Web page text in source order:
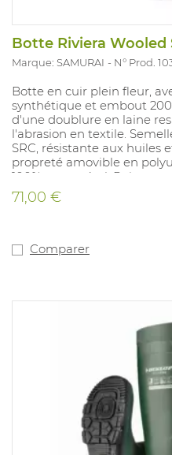
Botte Riviera Wooled
Marque: SAMURAI N° Prod.
Botte en cuir plein fleur,
synthétique et embout
d'une doublure en laine
l'abrasion en textile.
SRC, résistante aux huiles
propreté amovible en
100% sans métal. Pointures:
71,00 €
Comparer